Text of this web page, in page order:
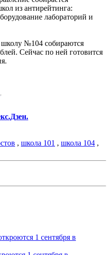
из антирейтинга:
лабораторий и
№104 собираются
Сейчас по ней готовится
.
, школа 101 , школа 104 ,